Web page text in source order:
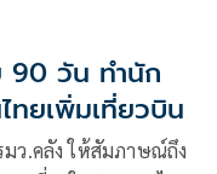
90 วัน ทำนัก
ทยเพิ่มเที่ยวบิน
ว.คลัง ให้สัมภาษณ์ถึง